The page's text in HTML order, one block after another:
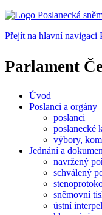
Přejít na hlavní navigaci
Parlament
Úvod
Poslanci a orgány
poslanci
poslanecké
výbory,
Jednání a
navržený
schválený
sněmovní
ústní